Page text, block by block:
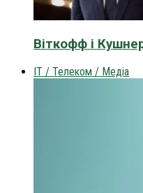
Віткофф і
IT / Телеком / Медіа